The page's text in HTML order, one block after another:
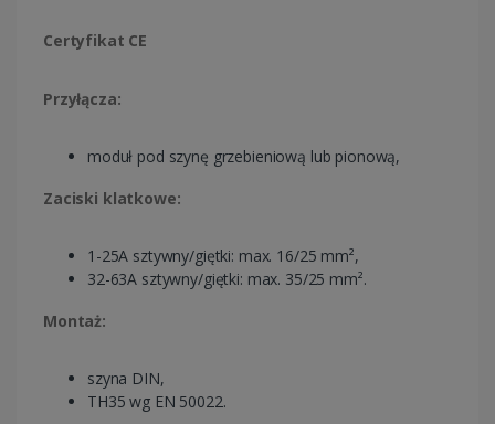
Certyfikat CE
Przyłącza:
moduł pod szynę grzebieniową lub pionową,
Zaciski klatkowe:
1-25A sztywny/giętki: max. 16/25 mm²,
32-63A sztywny/giętki: max. 35/25 mm².
Montaż:
szyna DIN,
TH35 wg EN 50022.